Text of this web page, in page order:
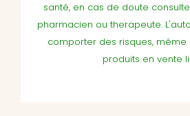
santé, en cas de doute
pharmacien ou therapeute.
comporter des risques,
produits en vente